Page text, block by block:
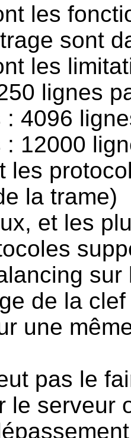
les
sont
les
lignes
: 4096
: 12000
les
la trame)
et les
sur
de la
une
pas le
le serveur